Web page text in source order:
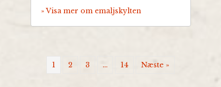
» Visa mer om emaljskylten
1 2 3 … 14 Næste »